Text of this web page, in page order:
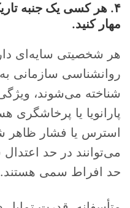
۴. هر کسی یک جنبه
مهار کنید.
هر شخصیتی سایه‌ای
روانشناسی سازمانی
شناخته می‌شوند،
پارانویا یا
استرس یا فشار ظاهر
می‌توانند در حد اعتدال
حد افراط سمی هستند.